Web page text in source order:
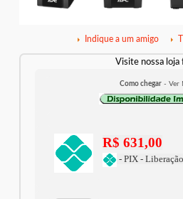
Indique a um amigo
Visite nossa loja
Como chegar - Ver
R$ 631,00
- PIX -